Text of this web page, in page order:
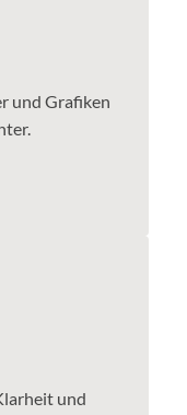
und Grafiken
und